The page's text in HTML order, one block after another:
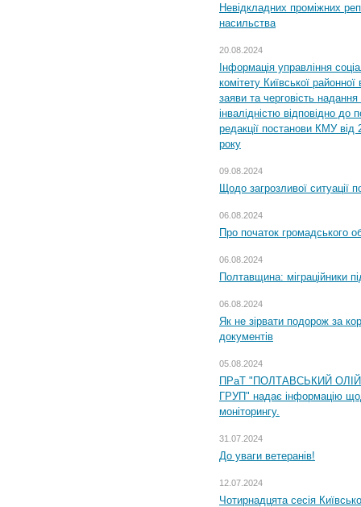
Невідкладних проміжних
насильства
20.08.2024
Інформація управління
комітету Київської
заяви та черговість надання
інвалідністю відповідно
редакції постанови КМУ
року
09.08.2024
Щодо загрозливої ситуації
06.08.2024
Про початок громадського
06.08.2024
Полтавщина: міграційники
06.08.2024
Як не зірвати подорож за
документів
05.08.2024
ПРаТ "ПОЛТАВСЬКИЙ
ГРУП" надає інформацію
моніторингу.
31.07.2024
До уваги ветеранів!
12.07.2024
Чотирнадцята сесія